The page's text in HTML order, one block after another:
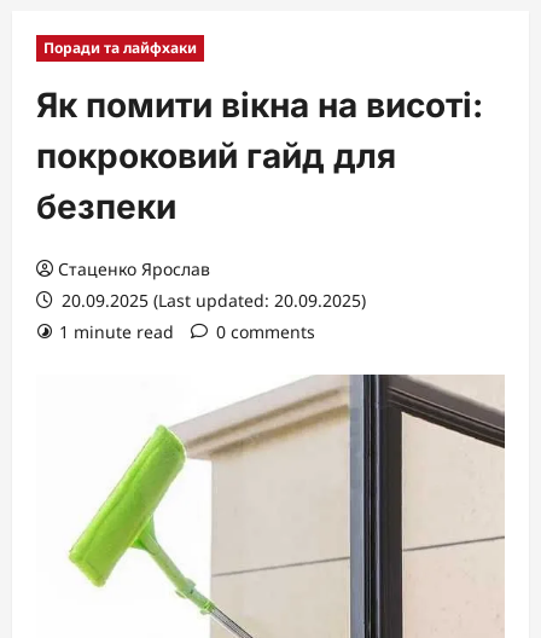
Поради та лайфхаки
Як помити вікна на висоті:
покроковий гайд для
безпеки
Стаценко Ярослав
20.09.2025 (Last updated: 20.09.2025)
1 minute read
0 comments